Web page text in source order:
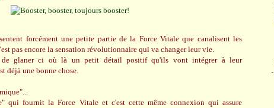
forcément une petite partie de la Force Vitale que canalisent les
pas encore la sensation révolutionnaire qui va changer leur vie.
de glaner ci où là un petit détail positif qu'ils vont intégrer à leur
déjà une bonne chose.
qui fournit la Force Vitale et c'est cette même connexion qui assure